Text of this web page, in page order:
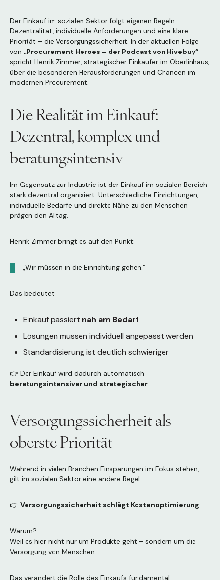
Der Einkauf im sozialen Sektor folgt eigenen Regeln:
Dezentralität, individuelle Anforderungen und eine klare
Priorität – die Versorgungssicherheit. In der aktuellen Folge
von „Procurement Heroes – der Podcast von Hivebuy“
spricht Henrik Zimmer, strategischer Einkäufer im Oberlinhaus,
über die besonderen Herausforderungen und Chancen im
modernen Procurement.
Die Realität im Einkauf:
Dezentral, komplex und
beratungsintensiv
Im Gegensatz zur Industrie ist der Einkauf im sozialen Bereich
stark dezentral organisiert. Unterschiedliche Einrichtungen,
individuelle Bedarfe und direkte Nähe zu den Menschen
prägen den Alltag.
Henrik Zimmer bringt es auf den Punkt:
„Wir müssen in die Einrichtung gehen.“
Das bedeutet:
Einkauf passiert nah am Bedarf
Lösungen müssen individuell angepasst werden
Standardisierung ist deutlich schwieriger
👉 Der Einkauf wird dadurch automatisch
beratungsintensiver und strategischer.
Versorgungssicherheit als
oberste Priorität
Während in vielen Branchen Einsparungen im Fokus stehen,
gilt im sozialen Sektor eine andere Regel:
👉 Versorgungssicherheit schlägt Kostenoptimierung
Warum?
Weil es hier nicht nur um Produkte geht – sondern um die
Versorgung von Menschen.
Das verändert die Rolle des Einkaufs fundamental: